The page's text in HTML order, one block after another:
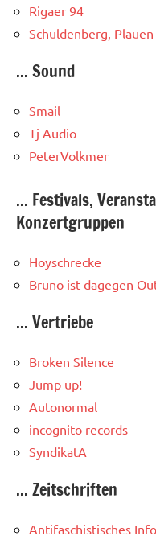
Rigaer 94
Schuldenberg, Plauen
... Sound
Smail
Tj Audio
PeterVolkmer
... Festivals,
Konzertgruppen
Hoyschrecke
Bruno ist dagegen
... Vertriebe
Broken Silence
Jump up!
Autonormal
incognito records
SyndikatA
... Zeitschriften
Antifaschistisches